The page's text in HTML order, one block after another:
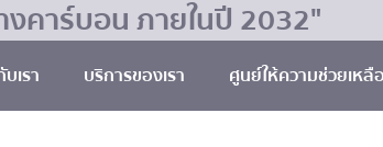
คาร์บอน ภายในปี 2032"
เรา บริการของเรา ศูนย์ให้ความช่วยเหลือ